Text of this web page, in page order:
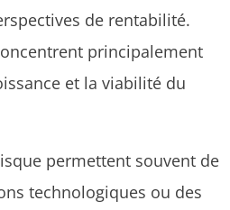
de rentabilité.
principalement
et la viabilité du
permettent souvent de
technologiques ou des